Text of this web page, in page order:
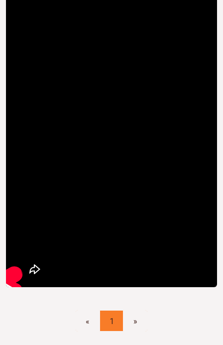
« 1 »